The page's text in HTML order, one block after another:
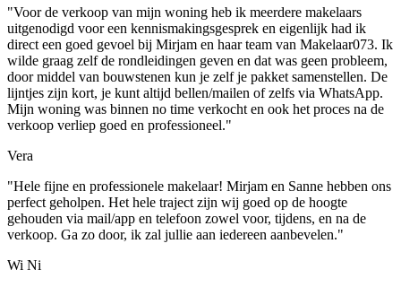
"Voor de verkoop van mijn woning heb ik meerdere makelaars
uitgenodigd voor een kennismakingsgesprek en eigenlijk had ik
direct een goed gevoel bij Mirjam en haar team van Makelaar073. Ik
wilde graag zelf de rondleidingen geven en dat was geen probleem,
door middel van bouwstenen kun je zelf je pakket samenstellen. De
lijntjes zijn kort, je kunt altijd bellen/mailen of zelfs via WhatsApp.
Mijn woning was binnen no time verkocht en ook het proces na de
verkoop verliep goed en professioneel."
Vera
"Hele fijne en professionele makelaar! Mirjam en Sanne hebben ons
perfect geholpen. Het hele traject zijn wij goed op de hoogte
gehouden via mail/app en telefoon zowel voor, tijdens, en na de
verkoop. Ga zo door, ik zal jullie aan iedereen aanbevelen."
Wi Ni